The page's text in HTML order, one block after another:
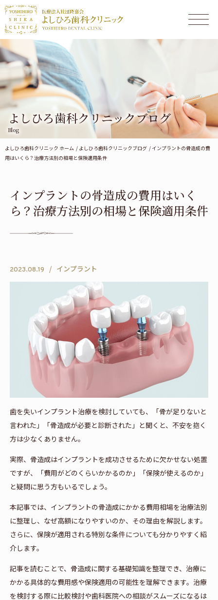
よしひろ歯科クリニックブログ
Blog
よしひろ歯科クリニック ホーム よしひろ歯科クリニックブログ
インプラントの骨造成の費
用はいくら？治療方法別の相場と保険適用条件
インプラントの骨造成の費用はいく
ら？治療方法別の相場と保険適用条件
2023.08.19 インプラント
歯を失いインプラント治療を検討していても、「骨が足りないと
言われた」「骨造成が必要と診断された」と聞くと、不安を抱く
方は少なくありません。
実際、骨造成はインプラントを成功させるために欠かせない処置
ですが、「費用がどのくらいかかるのか」「保険が使えるのか」
と疑問に思う方もいるでしょう。
本記事では、インプラントの骨造成にかかる費用相場を治療法別
に整理し、なぜ高額になりやすいのか、その理由を解説します。
さらに、保険が適用される特別な条件についても分かりやすく紹
介します。
記事を読むことで、骨造成に関する基礎知識を整理でき、治療に
かかる具体的な費用感や保険適用の可能性を理解できます。治療
を検討する際に比較検討や歯科医院への相談がスムーズになるは